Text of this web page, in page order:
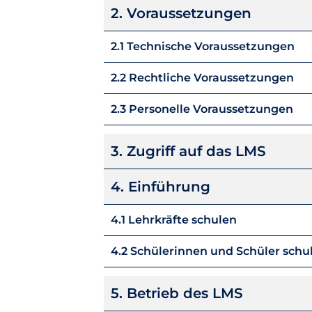
2. Voraussetzungen
2.1 Technische Voraussetzungen
2.2 Rechtliche Voraussetzungen
2.3 Personelle Voraussetzungen
3. Zugriff auf das LMS
4. Einführung
4.1 Lehrkräfte schulen
4.2 Schülerinnen und Schüler
5. Betrieb des LMS